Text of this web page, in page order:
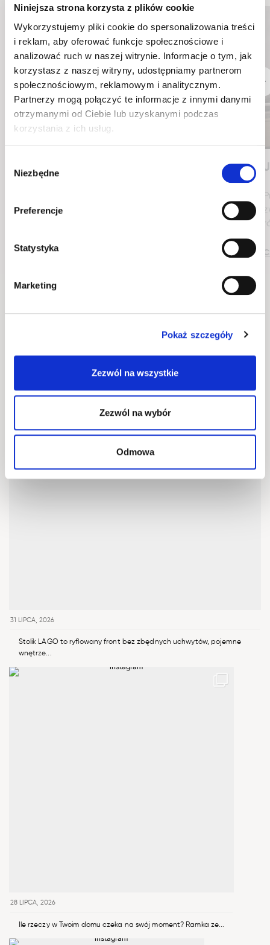
Niniejsza strona korzysta z plików cookie
Wykorzystujemy pliki cookie do spersonalizowania treści
i reklam, aby oferować funkcje społecznościowe i
analizować ruch w naszej witrynie. Informacje o tym, jak
korzystasz z naszej witryny, udostępniamy partnerom
społecznościowym, reklamowym i analitycznym.
Partnerzy mogą połączyć te informacje z innymi danymi
otrzymanymi od Ciebie lub uzyskanymi podczas
korzystania z ich usług.
zgody
Niezbędne
Preferencje
Statystyka
Marketing
Pokaż szczegóły
Zezwól na wszystkie
Zezwól na wybór
Odmowa
Co to jest tkanina hydrofobowa?
idealnie odpowiadają potrzebom ich użytkowników.
31 LIPCA, 2026
Stolik LAGO to ryflowany front bez zbędnych uchwytów, pojemne
wnętrze...
28 LIPCA, 2026
Ile rzeczy w Twoim domu czeka na swój moment? Ramka ze...